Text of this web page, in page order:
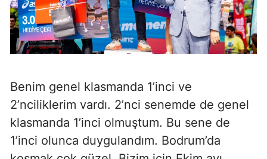
Benim genel klasmanda 1’inci ve
2’nciliklerim vardı. 2’nci senemde de genel
klasmanda 1’inci olmuştum. Bu sene de
1’inci olunca duygulandım. Bodrum’da